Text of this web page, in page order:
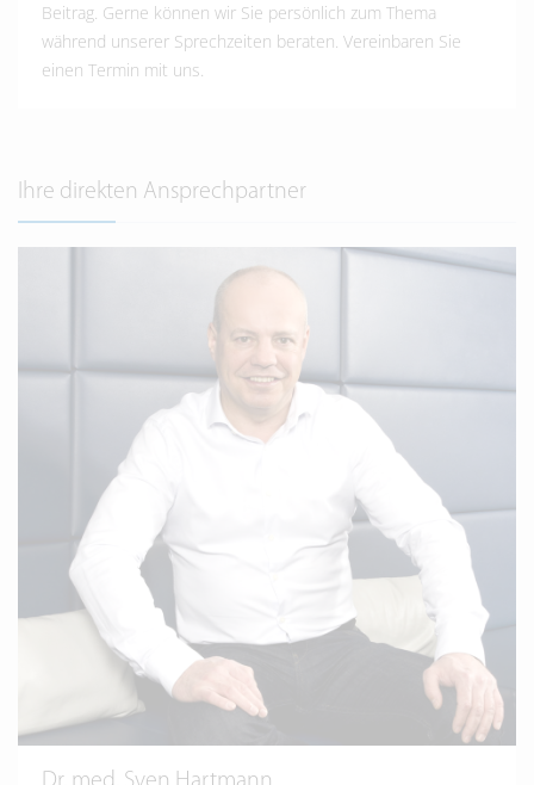
Beitrag. Gerne können wir Sie persönlich zum Thema
während unserer Sprechzeiten beraten. Vereinbaren Sie
einen Termin mit uns.
Ihre direkten Ansprechpartner